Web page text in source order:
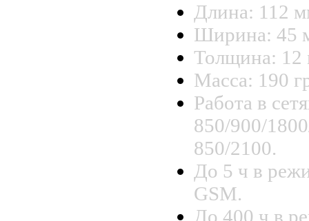
Длина: 112
Ширина: 45
Толщина: 12
Масса: 190
Работа в
850/900/
850/2100.
До 5 ч в
GSM.
До 400 ч в